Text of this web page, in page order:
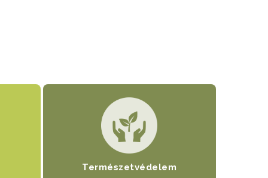
Természetvédelem